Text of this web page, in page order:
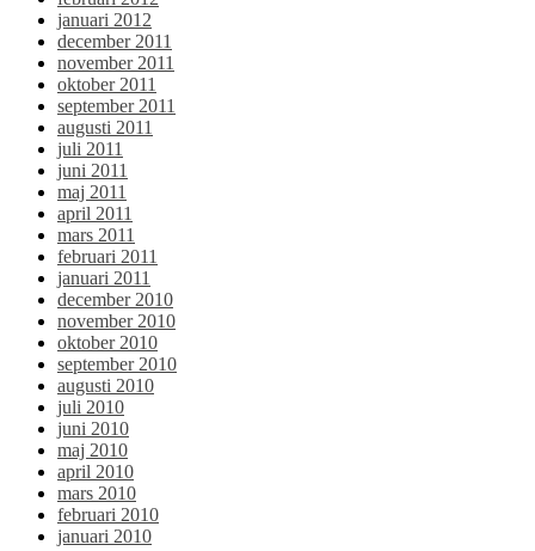
januari 2012
december 2011
november 2011
oktober 2011
september 2011
augusti 2011
juli 2011
juni 2011
maj 2011
april 2011
mars 2011
februari 2011
januari 2011
december 2010
november 2010
oktober 2010
september 2010
augusti 2010
juli 2010
juni 2010
maj 2010
april 2010
mars 2010
februari 2010
januari 2010